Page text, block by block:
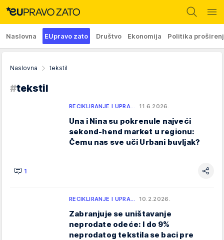
Naslovna EUpravo zato Društvo Ekonomija Politika
Naslovna tekstil
#tekstil
RECIKLIRANJE I UPRA… 11.6.2026.
Una i Nina su pokrenule najveći
sekond-hend market u regionu:
Čemu nas sve uči Urbani buvljak?
1
RECIKLIRANJE I UPRA… 10.2.2026.
Zabranjuje se uništavanje
neprodate odeće: I do 9%
neprodatog tekstila se baci pre